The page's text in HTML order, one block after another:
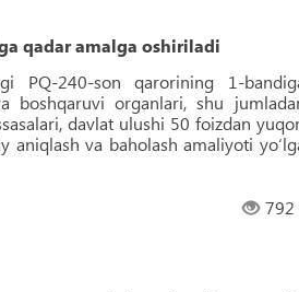
qadar amalga oshiriladi
PQ-240-son qarorining 1-
boshqaruvi organlari, shu
davlat ulushi 50 foizdan
va baholash amaliyoti
792